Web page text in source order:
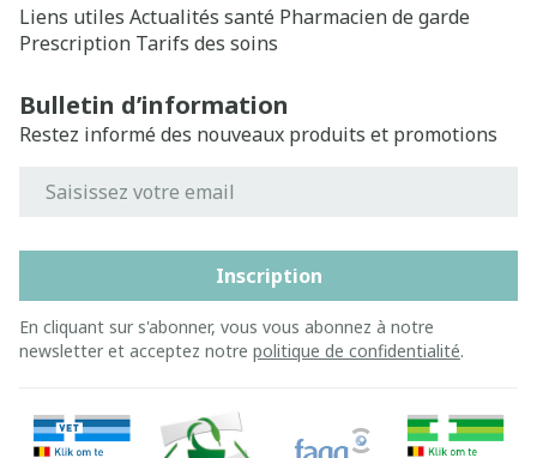
Liens utiles Actualités santé Pharmacien de garde
Prescription Tarifs des soins
Bulletin d’information
Restez informé des nouveaux produits et promotions
Inscription
En cliquant sur s'abonner, vous vous abonnez à notre
newsletter et acceptez notre politique de confidentialité.